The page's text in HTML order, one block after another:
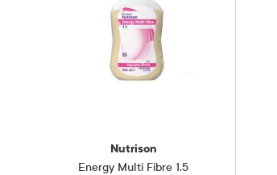
Nutrison
Energy Multi Fibre 1.5